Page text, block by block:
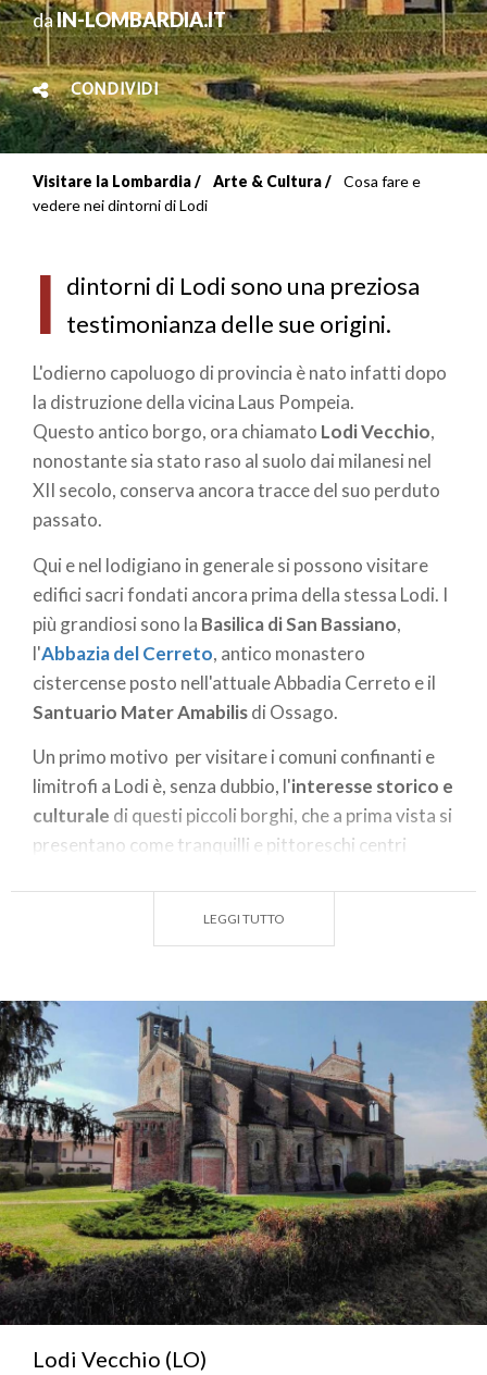
daIN-LOMBARDIA.IT
CONDIVIDI
Briciole
pane
Visitare la Lombardia Arte & Cultura
Cosa fare e
vedere nei dintorni di Lodi
I dintorni di Lodi sono una preziosa
testimonianza delle sue origini.
L'odierno capoluogo di provincia è nato infatti dopo
la distruzione della vicina Laus Pompeia.
Questo antico borgo, ora chiamato Lodi Vecchio,
nonostante sia stato raso al suolo dai milanesi nel
XII secolo, conserva ancora tracce del suo perduto
passato.
Qui e nel lodigiano in generale si possono visitare
edifici sacri fondati ancora prima della stessa Lodi. I
più grandiosi sono la Basilica di San Bassiano,
l'Abbazia del Cerreto, antico monastero
cistercense posto nell'attuale Abbadia Cerreto e il
Santuario Mater Amabilisdi Ossago.
Un primo motivo per visitare i comuni confinanti e
limitrofi a Lodi è, senza dubbio, l'interesse storico e
culturale di questi piccoli borghi, che a prima vista si
presentano come tranquilli e pittoreschi centri
LEGGI TUTTO
Lodi Vecchio (LO)